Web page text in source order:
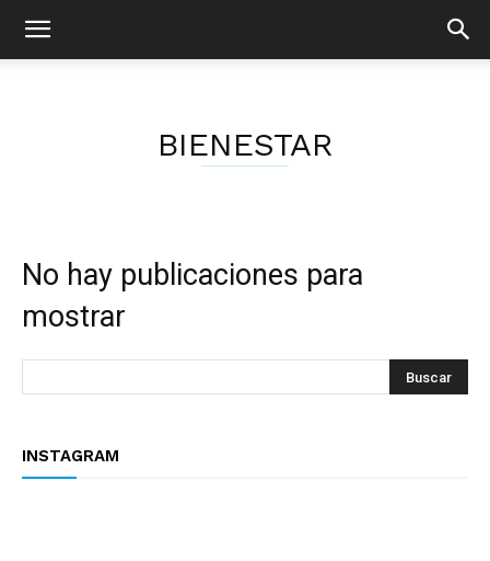
BIENESTAR
No hay publicaciones para
mostrar
INSTAGRAM